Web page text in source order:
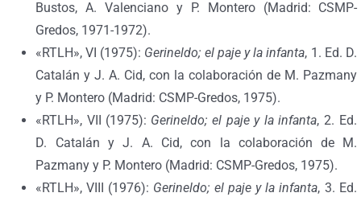
Bustos, A. Valenciano y P. Montero (Madrid: CSMP-
Gredos, 1971-1972).
«RTLH», VI (1975): Gerineldo; el paje y la infanta, 1. Ed. D.
Catalán y J. A. Cid, con la colaboración de M. Pazmany
y P. Montero (Madrid: CSMP-Gredos, 1975).
«RTLH», VII (1975): Gerineldo; el paje y la infanta, 2. Ed.
D. Catalán y J. A. Cid, con la colaboración de M.
Pazmany y P. Montero (Madrid: CSMP-Gredos, 1975).
«RTLH», VIII (1976): Gerineldo; el paje y la infanta, 3. Ed.